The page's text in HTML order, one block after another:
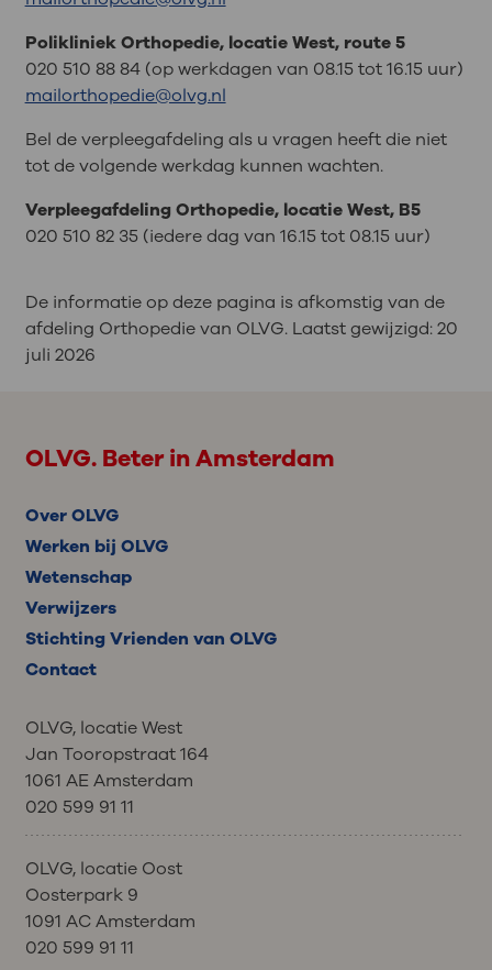
Polikliniek Orthopedie, locatie West, route 5
020 510 88 84 (op werkdagen van 08.15 tot 16.15 uur)
mailorthopedie@olvg.nl
Bel de verpleegafdeling als u vragen heeft die niet
tot de volgende werkdag kunnen wachten.
Verpleegafdeling Orthopedie, locatie West, B5
020 510 82 35 (iedere dag van 16.15 tot 08.15 uur)
De informatie op deze pagina is afkomstig van de
afdeling Orthopedie van OLVG. Laatst gewijzigd:20
juli 2026
OLVG. Beter in Amsterdam
Over OLVG
Werken bij OLVG
Wetenschap
Verwijzers
Stichting Vrienden van OLVG
Contact
OLVG, locatie West
Jan Tooropstraat 164
1061 AE Amsterdam
020 599 91 11
OLVG, locatie Oost
Oosterpark 9
1091 AC Amsterdam
020 599 91 11